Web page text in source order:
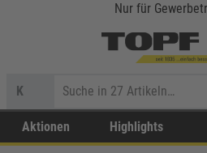
Nur für
K
Aktionen Highlights